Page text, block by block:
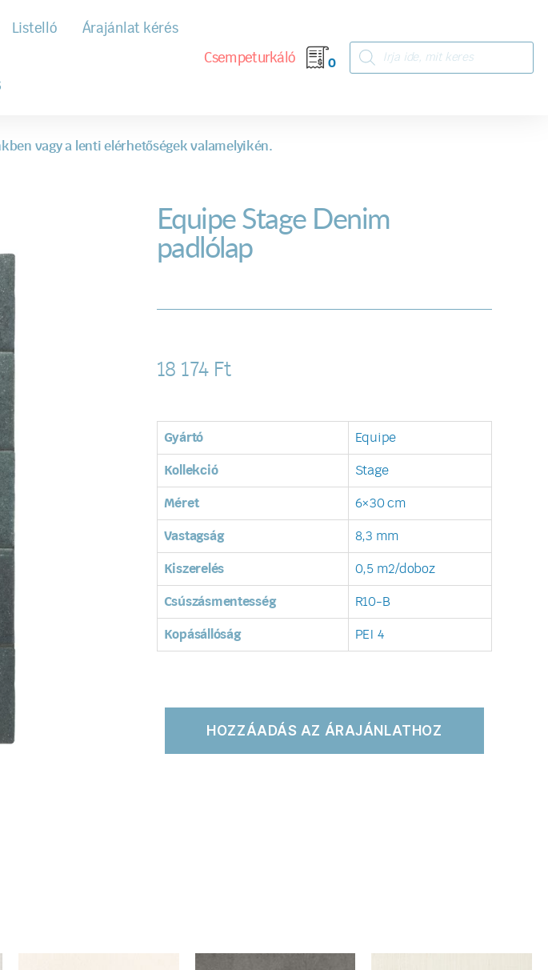
Listelló Árajánlat kérés
Csempeturkáló 0
vagy a lenti elérhetőségek valamelyikén.
Equipe Stage Denim
padlólap
18 174 Ft
Gyártó Equipe
Kollekció Stage
Méret 6×30 cm
Vastagság 8,3 mm
Kiszerelés 0,5 m2/doboz
Csúszásmentesség R10-B
Kopásállóság PEI 4
HOZZÁADÁS AZ ÁRAJÁNLATHOZ